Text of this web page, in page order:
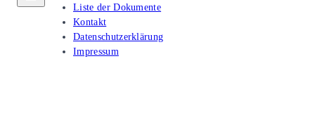
Liste der Dokumente
Kontakt
Datenschutzerklärung
Impressum